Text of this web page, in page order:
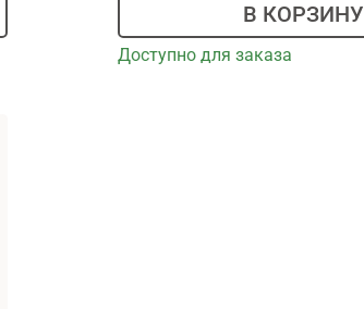
В КОРЗИНУ
Доступно для заказа